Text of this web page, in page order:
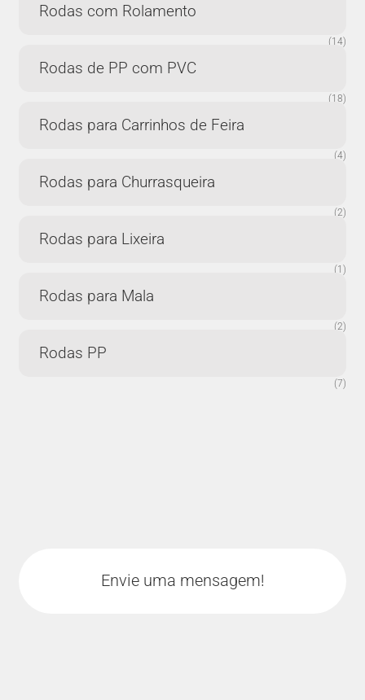
Rodas com Rolamento
(14)
Rodas de PP com PVC
(18)
Rodas para Carrinhos de Feira
(4)
Rodas para Churrasqueira
(2)
Rodas para Lixeira
(1)
Rodas para Mala
(2)
Rodas PP
(7)
Envie uma mensagem!